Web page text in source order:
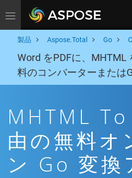
Toggle navigation
製品 Aspose.Total Go
Word をPDFに、MHTML
料のコンバーターまたは
MHTML To
由の無料オ
ン Go 変換